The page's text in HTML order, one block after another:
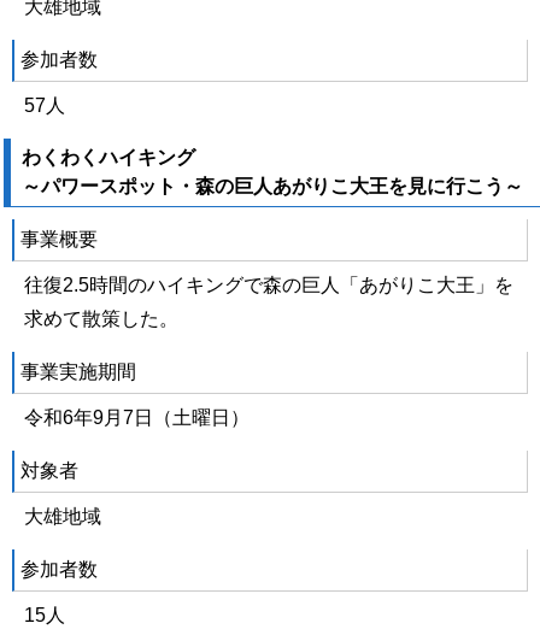
大雄地域
参加者数
57人
わくわくハイキング
～パワースポット・森の巨人あがりこ大王を見に行こう～
事業概要
往復2.5時間のハイキングで森の巨人「あがりこ大王」を
求めて散策した。
事業実施期間
令和6年9月7日（土曜日）
対象者
大雄地域
参加者数
15人